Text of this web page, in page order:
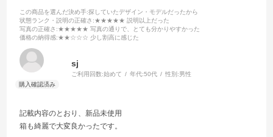
この商品を選んだ決め手:探していたデザイン・モデルだったから
状態ランク・説明の正確さ :★★★★★ 説明以上だった
写真の正確さ :★★★★★ 写真の通りで、とても分かりやすかった
価格の納得感:★★☆☆☆ 少し割高に感じた
sj
ご利用回数:始めて 年代:50代 性別:男性
記載内容のとおり、新品未使用
箱も綺麗で大変良かったです。